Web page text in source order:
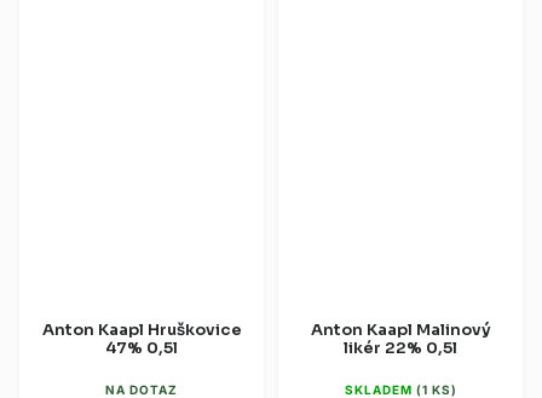
Anton Kaapl Hruškovice
47% 0,5l
NA DOTAZ
Anton Kaapl Malinový
likér 22% 0,5l
SKLADEM (1 KS)